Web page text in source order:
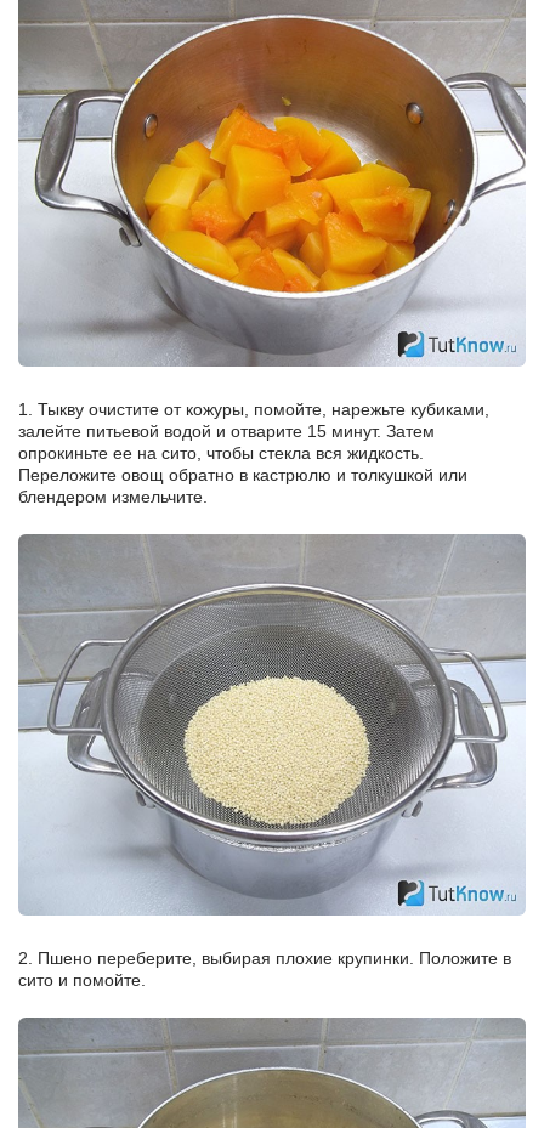
1. Тыкву очистите от кожуры, помойте, нарежьте кубиками,
залейте питьевой водой и отварите 15 минут. Затем
опрокиньте ее на сито, чтобы стекла вся жидкость.
Переложите овощ обратно в кастрюлю и толкушкой или
блендером измельчите.
2. Пшено переберите, выбирая плохие крупинки. Положите в
сито и помойте.